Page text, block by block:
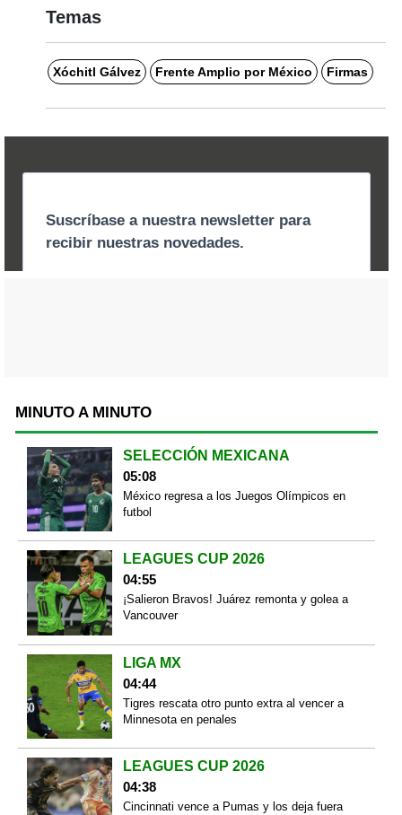
Temas
Xóchitl Gálvez Frente Amplio por México Firmas
MINUTO A MINUTO
SELECCIÓN MEXICANA
05:08
México regresa a los Juegos Olímpicos en
futbol
LEAGUES CUP 2026
04:55
¡Salieron Bravos! Juárez remonta y golea a
Vancouver
LIGA MX
04:44
Tigres rescata otro punto extra al vencer a
Minnesota en penales
LEAGUES CUP 2026
04:38
Cincinnati vence a Pumas y los deja fuera